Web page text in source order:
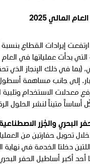
المالي 2025
التي بدأت عملياتها في
(بما في ذلك الإنجاز
إلى جانب مساهمة
رفع معدلات الاستخدام
متيناً لنشر الحلول
البحري والجُزر
اللتين دخلتا الخدمة في
أحد أكبر أساطيل الحفر